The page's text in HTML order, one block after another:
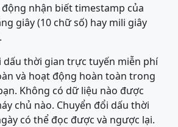
nhận biết timestamp của
giây (10 chữ số) hay mili giây
dấu thời gian trực tuyến miễn phí
và hoạt động hoàn toàn trong
Không có dữ liệu nào được
chủ nào. Chuyển đổi dấu thời
có thể đọc được và ngược lại.